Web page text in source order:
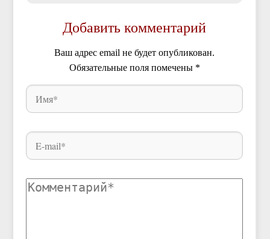
Добавить комментарий
Ваш адрес email не будет опубликован.
Обязательные поля помечены *